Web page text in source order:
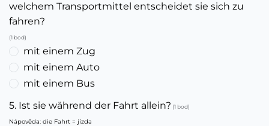
welchem Transportmittel entscheidet sie sich zu
fahren?
(1 bod)
mit einem Zug
mit einem Auto
mit einem Bus
5. Ist sie während der Fahrt allein? (1 bod)
Nápověda: die Fahrt = jízda